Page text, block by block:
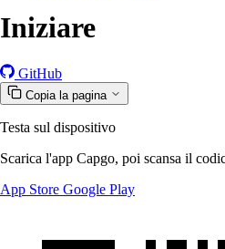
Iniziare
GitHub
Copia la pagina
Testa sul dispositivo
Scarica l'app Capgo, poi scansa il
App Store Google Play